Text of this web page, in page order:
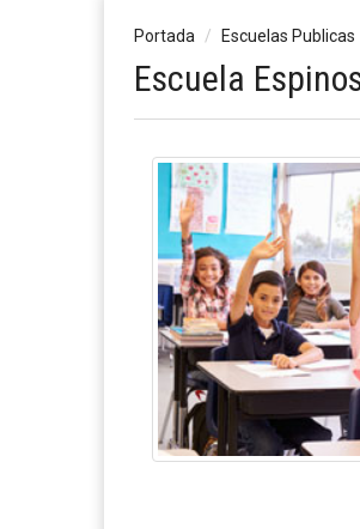
Portada Escuelas Publicas
Escuela